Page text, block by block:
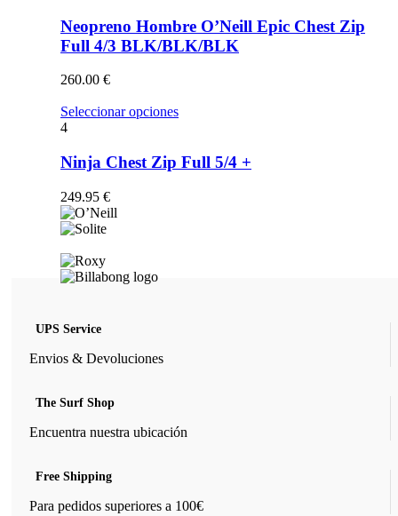
múltiples
variantes.
Las
elegir
página
Neopreno Hombre O’Neill Epic Chest Zip
Full 4/3 BLK/BLK/BLK
260.00 €
Seleccionar opcionesEste
múltiples
variantes.
4
Ninja Chest Zip Full 5/4 +
249.95 €
UPS Service
Envios & Devoluciones
The Surf Shop
Encuentra nuestra ubicación
Free Shipping
Para pedidos superiores a 100€